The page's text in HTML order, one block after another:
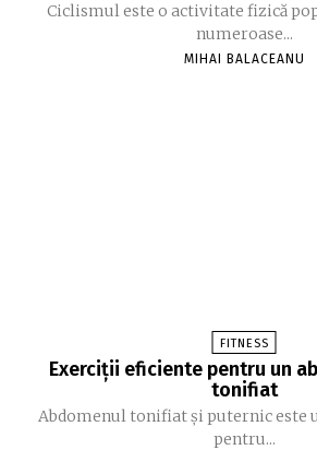
Ciclismul este o activitate fizică
numeroase...
MIHAI BALACEANU
FITNESS
Exerciții eficiente pentru un
tonifiat
Abdomenul tonifiat și puternic este
pentru...